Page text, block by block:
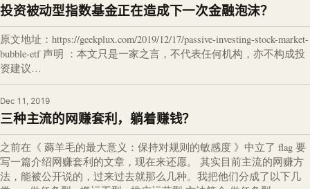
投资被动型指数基金正在造成下一次金融泡沫？
原文地址：https://geekplux.com/2019/12/17/passive-investing-stock-market-
bubble-etf 声明 ：本文只是一家之言，不代表任何机构，亦不构成投
资建议…
三种主流的网赚套利，躺着赚钱？
Dec 11, 2019
之前在《 薅羊毛的最大意义：保持对规则的敏感度 》中立了 flag 要
写一篇介绍网赚套利的文章，现在来还愿。 其实目前主流的网赚方
法，能被公开说的，过来过去就那么几种。我把他们分成了以下几